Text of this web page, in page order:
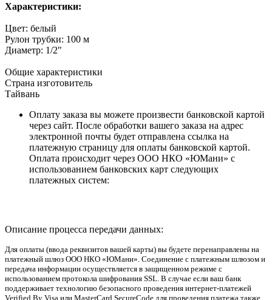
Характеристики:
Цвет: белый
Рулон трубки: 100 м
Диаметр: 1/2"
Общие характеристики
Страна изготовитель
Тайвань
Оплату заказа вы можете произвести банковской картой
через сайт. После обработки вашего заказа на адрес
электронной почты будет отправлена ссылка на
платежную страницу для оплаты банковской картой.
Оплата происходит через ООО НКО «ЮМани» с
использованием банковских карт следующих
платежных систем:
Описание процесса передачи данных:
Для оплаты (ввода реквизитов вашей карты) вы будете перенаправлены на
платежный шлюз ООО НКО «ЮМани». Соединение с платежным шлюзом и
передача информации осуществляется в защищенном режиме с
использованием протокола шифрования SSL. В случае если ваш банк
поддерживает технологию безопасного проведения интернет-платежей
Verified By Visa или MasterCard SecureCode для проведения платежа также